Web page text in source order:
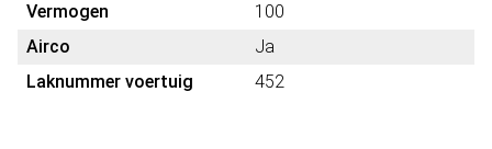
Vermogen
100
Airco
Ja
Laknummer voertuig
452